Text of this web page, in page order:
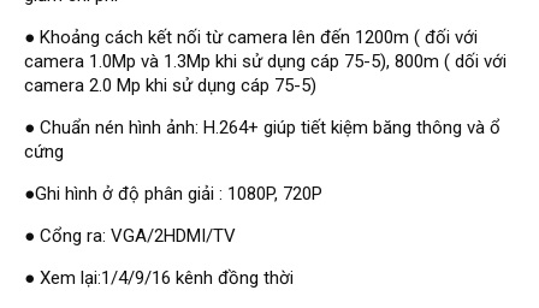
Đầu ghi KBVISION
Thiết bị chống trộm
Thiết bị chống trộm Paradox
Thiết bị Enforcer
access control
Khóa điện tử VIRO
Khóa điện tử KBVISION
● Khoảng cách kết nối từ camera lên đến 1200m ( đối với
camera 1.0Mp và 1.3Mp khi sử dụng cáp 75-5), 800m ( dối với
camera 2.0 Mp khi sử dụng cáp 75-5)
● Chuẩn nén hình ảnh: H.264+ giúp tiết kiệm băng thông và ổ
cứng
●Ghi hình ở độ phân giải : 1080P, 720P
● Cổng ra: VGA/2HDMI/TV
● Xem lại:1/4/9/16 kênh đồng thời